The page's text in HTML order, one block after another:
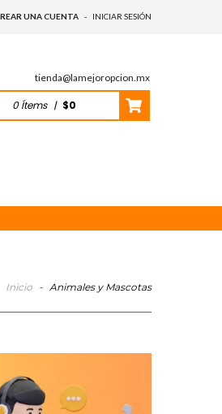
UNA CUENTA - INICIAR SESIÓN
tienda@lamejoropcion.mx
0Ítems | $0
Inicio - Animales y Mascotas